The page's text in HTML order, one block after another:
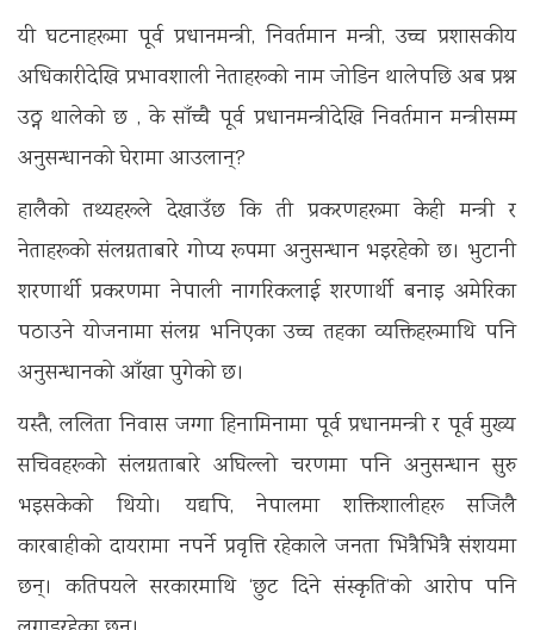
यी घटनाहरूमा पूर्व प्रधानमन्त्री, निवर्तमान मन्त्री, उच्च प्रशासकीय
अधिकारीदेखि प्रभावशाली नेताहरूको नाम जोडिन थालेपछि अब प्रश्न
उठ्न थालेको छ , के साँच्चै पूर्व प्रधानमन्त्रीदेखि निवर्तमान मन्त्रीसम्म
अनुसन्धानको घेरामा आउलान्?
हालैको तथ्यहरूले देखाउँछ कि ती प्रकरणहरूमा केही मन्त्री र
नेताहरूको संलग्नताबारे गोप्य रूपमा अनुसन्धान भइरहेको छ। भुटानी
शरणार्थी प्रकरणमा नेपाली नागरिकलाई शरणार्थी बनाइ अमेरिका
पठाउने योजनामा संलग्न भनिएका उच्च तहका व्यक्तिहरूमाथि पनि
अनुसन्धानको आँखा पुगेको छ।
यस्तै, ललिता निवास जग्गा हिनामिनामा पूर्व प्रधानमन्त्री र पूर्व मुख्य
सचिवहरूको संलग्नताबारे अघिल्लो चरणमा पनि अनुसन्धान सुरु
भइसकेको थियो। यद्यपि, नेपालमा शक्तिशालीहरू सजिलै
कारबाहीको दायरामा नपर्ने प्रवृत्ति रहेकाले जनता भित्रैभित्रै संशयमा
छन्। कतिपयले सरकारमाथि ‘छुट दिने संस्कृति’को आरोप पनि